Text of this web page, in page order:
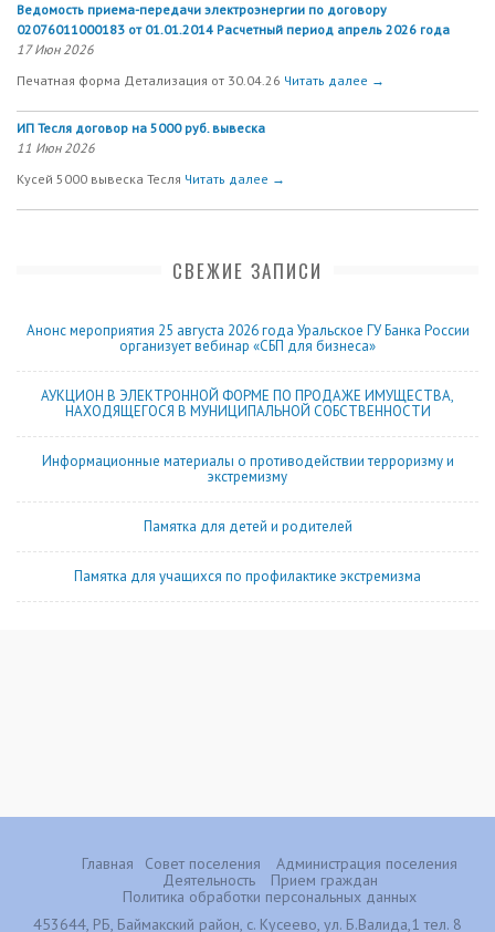
Ведомость приема-передачи электроэнергии по договору
02076011000183 от 01.01.2014 Расчетный период апрель 2026 года
17 Июн 2026
Печатная форма Детализация от 30.04.26 Читать далее →
ИП Тесля договор на 5000 руб. вывеска
11 Июн 2026
Кусей 5000 вывеска Тесля Читать далее →
СВЕЖИЕ ЗАПИСИ
Анонс мероприятия 25 августа 2026 года Уральское ГУ Банка России
организует вебинар «СБП для бизнеса»
АУКЦИОН В ЭЛЕКТРОННОЙ ФОРМЕ ПО ПРОДАЖЕ ИМУЩЕСТВА,
НАХОДЯЩЕГОСЯ В МУНИЦИПАЛЬНОЙ СОБСТВЕННОСТИ
Информационные материалы о противодействии терроризму и
экстремизму
Памятка для детей и родителей
Памятка для учащихся по профилактике экстремизма
Главная Совет поселения
Администрация поселения
Деятельность
Прием граждан
Политика обработки персональных данных
453644, РБ, Баймакский район, с. Кусеево, ул. Б.Валида,1 тел. 8